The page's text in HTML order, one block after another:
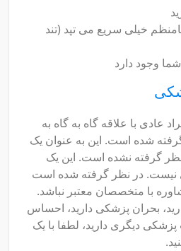
خیلی سریع می تپد (تند
وجود دارد
عادی با علاقه گاه به گاه به
شده است. این به عنوان یک
گرفته نشده است. این یک
در نظر گرفته شده است
با متخصصان معتبر نباشد.
بحران پزشکی دارید، احساس
دیگری دارید، لطفا با یک